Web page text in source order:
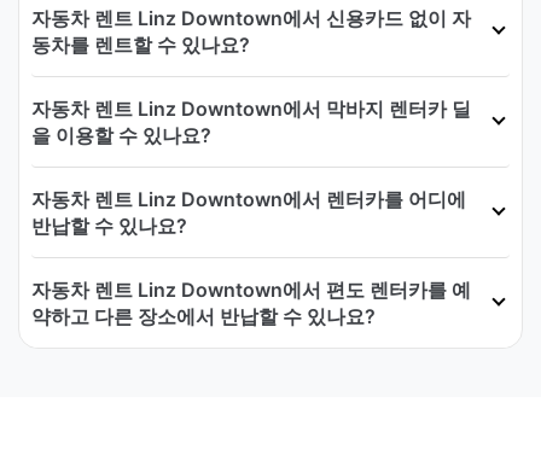
자동차 렌트 Linz Downtown에서 신용카드 없이 자
동차를 렌트할 수 있나요?
자동차 렌트 Linz Downtown에서 막바지 렌터카 딜
을 이용할 수 있나요?
자동차 렌트 Linz Downtown에서 렌터카를 어디에
반납할 수 있나요?
자동차 렌트 Linz Downtown에서 편도 렌터카를 예
약하고 다른 장소에서 반납할 수 있나요?